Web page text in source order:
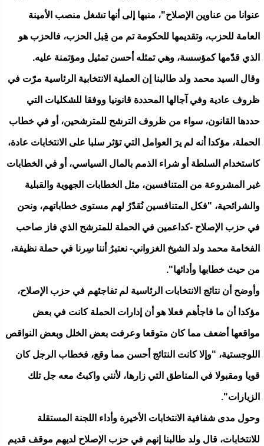
عنوانا من عناوين الإصلاح"، منبها إلى أنها تشغل منصب الأمينة
العامة للحزب، وتقديمها للحكومة تم من قِبل الحزب، فالحزب هو
الذي قدّمها كمؤسسة، وهي تمثله أحسن تمثيل ومؤتمنة عليه.
وقال السيد محمد ولد طالبنا إن العملية الانتخابية الرئاسية مرّت في
ظروف عادية وفي آجالها المحددة قانونيا ووفقا للشكليات التي
حددها القانون، سواء من ظروف الترشح للمترشحين، أو في خطاب
الحملة، مؤكدا أنه لم يرَ العوامل التي تؤثر سلبا على الانتخابات عادة،
كاستخدام السلطة أو شراء الذمم بالمال السياسي، أو في الخطابات
غير المشروعة من المتنافسين، مثل الخطابات الجهوية والقبلية
والشرائحية، "فكل المتنافسين نُقدّرُ لهم مستوى خطاباتهم، ونحن
في حزب الإصلاح -كداعمين في الحملة للمترشح الذي فاز صاحب
الفخامة محمد ولد الشيخ الغزواني- نعتبرُ أننا سِرنا في حملة نظيفة،
من حيث خطابها وأدائها".
وأوضح أن نتائج الانتخابات الرئاسية لم تفاجئهم في حزب الإصلاح،
مؤكدا أن ما فاجأهم فعلا هو أن إدارات الحملة كانت في بعض
مواقعها أضعف مما كان متوقعا وعرفت بعض الخلل وبعض النواقص
اللوجستية، "وإلا كانت النتائج أحسن مما وقع، فخطاب الرجل كان
قويا ومقبولا في المناطق التي زارها، لأنني واكبتُ معه جل تلك
الزيارات".
وحول مدى شفافية الانتخابات الأخيرة وأداء اللجنة المستقلة
للانتخابات، قال ولد طالبنا إنهم في حزب الإصلاح لديهم موقف قديم